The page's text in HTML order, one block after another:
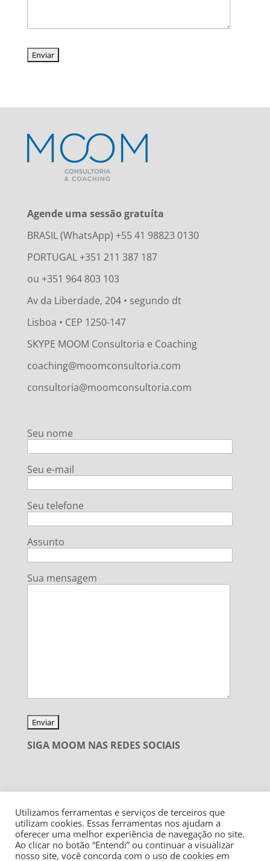
Agende uma sessão gratuíta
BRASIL (WhatsApp) +55 41 98823 0130
PORTUGAL +351 211 387 187
ou +351 964 803 103
Av da Liberdade, 204 • segundo dt
Lisboa • CEP 1250-147
SKYPE MOOM Consultoria e Coaching
coaching@moomconsultoria.com
consultoria@moomconsultoria.com
Seu nome
Seu e-mail
Seu telefone
Assunto
Sua mensagem
SIGA MOOM NAS REDES SOCIAIS
Utilizamos ferramentas e serviços de terceiros que
utilizam cookies. Essas ferramentas nos ajudam a
oferecer uma melhor experiência de navegação no site.
Ao clicar no botão “Entendi” ou continuar a visualizar
nosso site, você concorda com o uso de cookies em